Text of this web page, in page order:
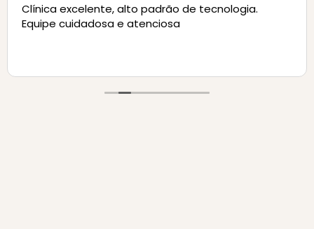
Clínica excelente, alto padrão de tecnologia.
Equipe cuidadosa e atenciosa